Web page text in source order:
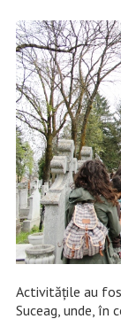
Activitățile au
Suceag, unde, în